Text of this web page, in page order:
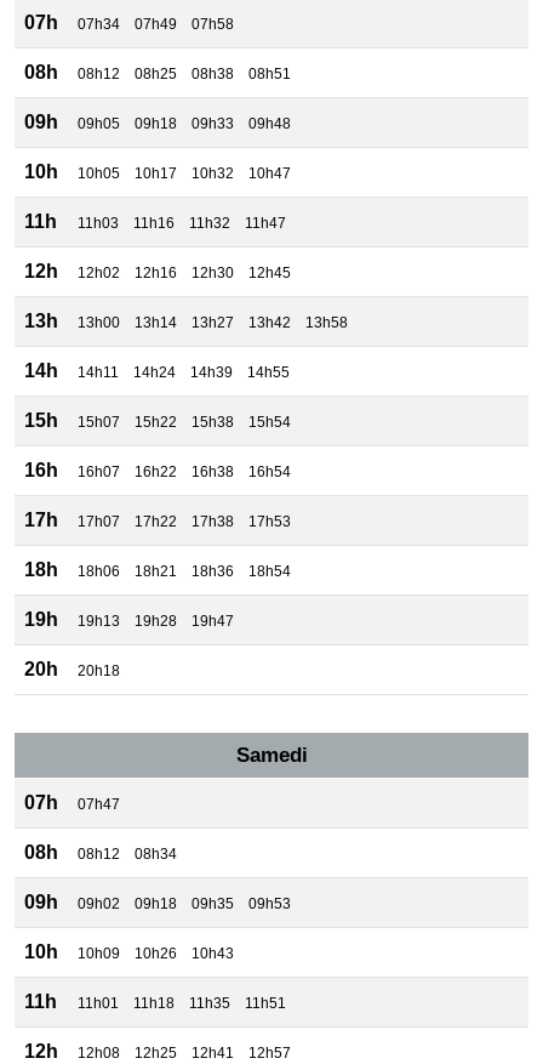
07h 07h34 07h49 07h58
08h 08h12 08h25 08h38 08h51
09h 09h05 09h18 09h33 09h48
10h 10h05 10h17 10h32 10h47
11h 11h03 11h16 11h32 11h47
12h 12h02 12h16 12h30 12h45
13h 13h00 13h14 13h27 13h42 13h58
14h 14h11 14h24 14h39 14h55
15h 15h07 15h22 15h38 15h54
16h 16h07 16h22 16h38 16h54
17h 17h07 17h22 17h38 17h53
18h 18h06 18h21 18h36 18h54
19h 19h13 19h28 19h47
20h 20h18
Samedi
07h 07h47
08h 08h12 08h34
09h 09h02 09h18 09h35 09h53
10h 10h09 10h26 10h43
11h 11h01 11h18 11h35 11h51
12h 12h08 12h25 12h41 12h57